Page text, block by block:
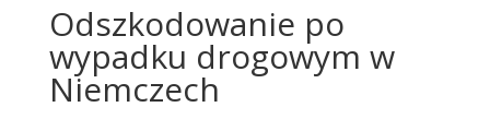
Odszkodowanie po
wypadku drogowym w
Niemczech